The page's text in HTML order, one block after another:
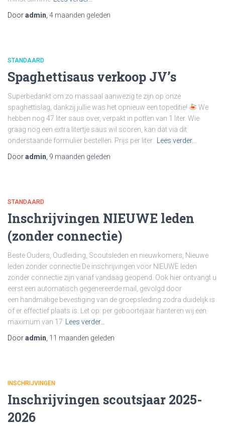
Dooradmin 4 maanden geleden
STANDAARD
Spaghettisaus verkoop JV’s
Superbedankt om zo massaal aanwezig te zijn op onze
spaghettislag, dankzij jullie was het opnieuw een topeditie!
We
hebben nog 47 liter saus over, verpakt in potten van 1 liter. Wie
graag nog een extra litertje saus wil scoren, kan dat via dit
onderstaande formulier bestellen. Prijs per liter:
Lees verder…
Dooradmin 9 maanden geleden
STANDAARD
Inschrijvingen NIEUWE leden
(zonder connectie)
Beste Ouders, Oudleiding, Scoutsleden en nieuwkomers, Nieuwe
leden zonder connectie De inschrijvingen voor NIEUWE leden
zonder connectie zijn vanaf vandaag geopend. Ook hier ontvangt u
eerst een automatisch gegenereerde mail, gevolgd door
een handmatige bevestiging van de groepsleiding zodra duidelijk is
of er effectief plaats is. Let op: per geboortejaar hanteren wij een
maximum van 17
Lees verder…
Dooradmin 11 maanden geleden
INSCHRIJVINGEN
Inschrijvingen scoutsjaar 2025-
2026